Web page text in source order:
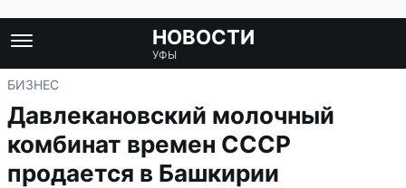
НОВОСТИ
УФЫ
БИЗНЕС
Давлекановский молочный
комбинат времен СССР
продается в Башкирии